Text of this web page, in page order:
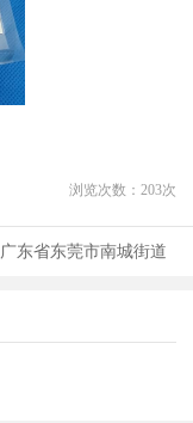
浏览次数： 203次
广东省东莞市南城街道